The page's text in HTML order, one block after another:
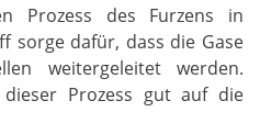
Prozess des Furzens in
sorge dafür, dass die Gase
weitergeleitet werden.
Prozess gut auf die